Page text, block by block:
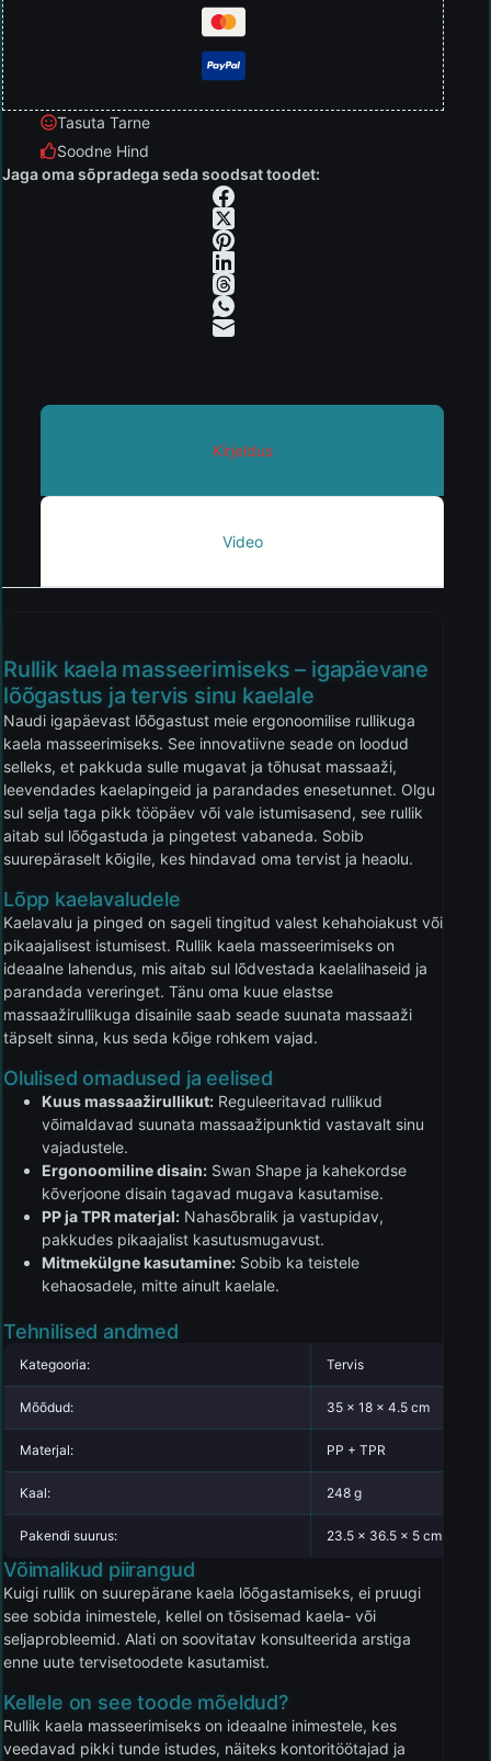
Tasuta Tarne
Soodne Hind
Jaga oma sõpradega seda soodsat toodet:
Kirjeldus
Video
Rullik kaela masseerimiseks – igapäevane
lõõgastus ja tervis sinu kaelale
Naudi igapäevast lõõgastust meie ergonoomilise rullikuga
kaela masseerimiseks. See innovatiivne seade on loodud
selleks, et pakkuda sulle mugavat ja tõhusat massaaži,
leevendades kaelapingeid ja parandades enesetunnet. Olgu
sul selja taga pikk tööpäev või vale istumisasend, see rullik
aitab sul lõõgastuda ja pingetest vabaneda. Sobib
suurepäraselt kõigile, kes hindavad oma tervist ja heaolu.
Lõpp kaelavaludele
Kaelavalu ja pinged on sageli tingitud valest kehahoiakust või
pikaajalisest istumisest. Rullik kaela masseerimiseks on
ideaalne lahendus, mis aitab sul lõdvestada kaelalihaseid ja
parandada vereringet. Tänu oma kuue elastse
massaažirullikuga disainile saab seade suunata massaaži
täpselt sinna, kus seda kõige rohkem vajad.
Olulised omadused ja eelised
Kuus massaažirullikut: Reguleeritavad rullikud
võimaldavad suunata massaažipunktid vastavalt sinu
vajadustele.
Ergonoomiline disain: Swan Shape ja kahekordse
kõverjoone disain tagavad mugava kasutamise.
PP ja TPR materjal: Nahasõbralik ja vastupidav,
pakkudes pikaajalist kasutusmugavust.
Mitmekülgne kasutamine: Sobib ka teistele
kehaosadele, mitte ainult kaelale.
Tehnilised andmed
Kategooria: Tervis
Mõõdud: 35 x 18 x 4.5 cm
Materjal: PP + TPR
Kaal: 248 g
Pakendi suurus: 23.5 x 36.5 x 5 cm
Võimalikud piirangud
Kuigi rullik on suurepärane kaela lõõgastamiseks, ei pruugi
see sobida inimestele, kellel on tõsisemad kaela- või
seljaprobleemid. Alati on soovitatav konsulteerida arstiga
enne uute tervisetoodete kasutamist.
Kellele on see toode mõeldud?
Rullik kaela masseerimiseks on ideaalne inimestele, kes
veedavad pikki tunde istudes, näiteks kontoritöötajad ja